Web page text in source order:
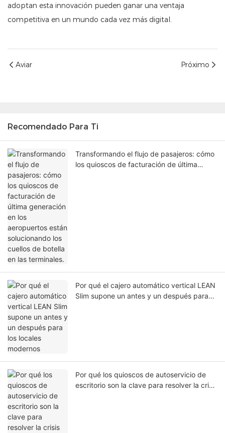
adoptan esta innovación pueden ganar una ventaja
competitiva en un mundo cada vez más digital.
Aviar Próximo
Recomendado Para Ti
Transformando el flujo de pasajeros: cómo
los quioscos de facturación de última
Por qué el cajero automático vertical LEAN
Slim supone un antes y un después para
Por qué los quioscos de autoservicio de
escritorio son la clave para resolver la crisis